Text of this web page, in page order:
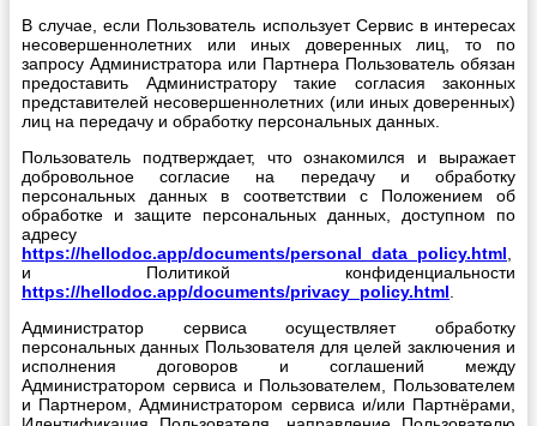
В случае, если Пользователь использует Сервис в интересах
несовершеннолетних или иных доверенных лиц, то по
запросу Администратора или Партнера Пользователь обязан
предоставить Администратору такие согласия законных
представителей несовершеннолетних (или иных доверенных)
лиц на передачу и обработку персональных данных.
Пользователь подтверждает, что ознакомился и выражает
добровольное согласие на передачу и обработку
персональных данных в соответствии с Положением об
обработке и защите персональных данных, доступном по
адресу
https://hellodoc.app/documents/personal_data_policy.html
и Политикой конфиденциальности
https://hellodoc.app/documents/privacy_policy.html
Администратор сервиса осуществляет обработку
персональных данных Пользователя для целей заключения и
исполнения договоров и соглашений между
Администратором сервиса и Пользователем, Пользователем
и Партнером, Администратором сервиса и/или Партнёрами,